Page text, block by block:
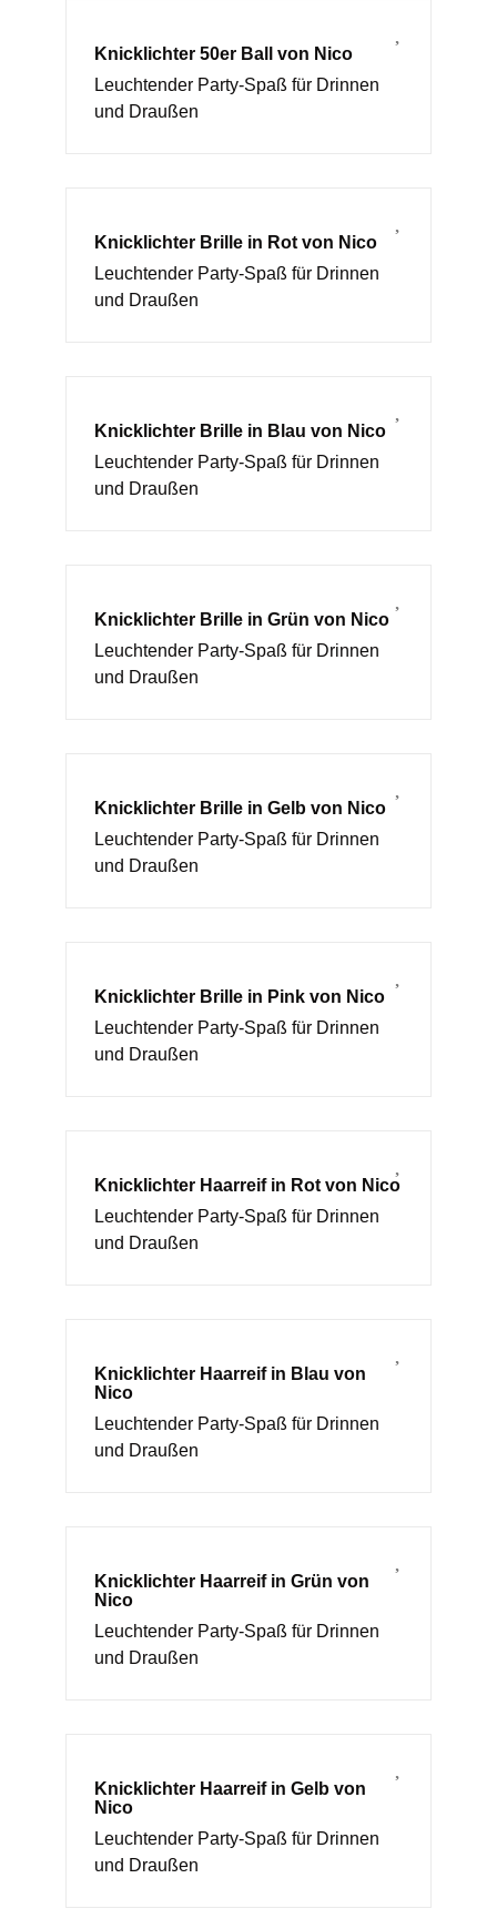
Knicklichter 50er Ball von Nico
Leuchtender Party-Spaß für Drinnen
und Draußen
Knicklichter Brille in Rot von Nico
Leuchtender Party-Spaß für Drinnen
und Draußen
Knicklichter Brille in Blau von Nico
Leuchtender Party-Spaß für Drinnen
und Draußen
Knicklichter Brille in Grün von Nico
Leuchtender Party-Spaß für Drinnen
und Draußen
Knicklichter Brille in Gelb von Nico
Leuchtender Party-Spaß für Drinnen
und Draußen
Knicklichter Brille in Pink von Nico
Leuchtender Party-Spaß für Drinnen
und Draußen
Knicklichter Haarreif in Rot von Nico
Leuchtender Party-Spaß für Drinnen
und Draußen
Knicklichter Haarreif in Blau von
Nico
Leuchtender Party-Spaß für Drinnen
und Draußen
Knicklichter Haarreif in Grün von
Nico
Leuchtender Party-Spaß für Drinnen
und Draußen
Knicklichter Haarreif in Gelb von
Nico
Leuchtender Party-Spaß für Drinnen
und Draußen